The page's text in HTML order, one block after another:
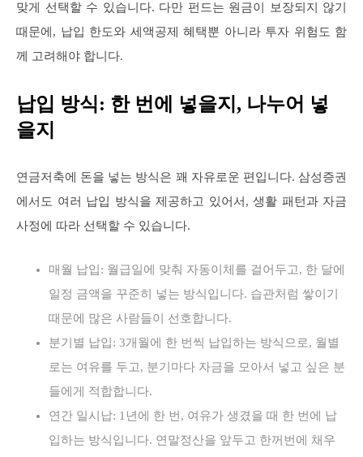
맞게 선택할 수 있습니다. 다만 펀드는 원금이 보장되지 않기
때문에, 납입 한도와 세액공제 혜택뿐 아니라 투자 위험도 함
께 고려해야 합니다.
납입 방식: 한 번에 넣을지, 나누어 넣
을지
연금저축에 돈을 넣는 방식은 꽤 자유로운 편입니다. 삼성증권
에서도 여러 납입 방식을 제공하고 있어서, 생활 패턴과 자금
사정에 따라 선택할 수 있습니다.
매월 납입: 월급일에 맞춰 자동이체를 걸어두고, 한 달에
일정 금액을 꾸준히 넣는 방식입니다. 습관처럼 쌓이기
때문에 많은 사람들이 선호합니다.
분기별 납입: 3개월에 한 번씩 납입하는 방식으로, 월별
로는 여유를 두고, 분기마다 자금을 모아서 넣고 싶은 분
들에게 적합합니다.
연간 일시납: 1년에 한 번, 여유가 생겼을 때 한 번에 납
입하는 방식입니다. 연말정산을 앞두고 한꺼번에 채우